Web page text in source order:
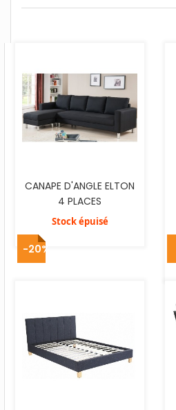
CANAPE D'ANGLE ELTON
4 PLACES
Stock épuisé
-20%